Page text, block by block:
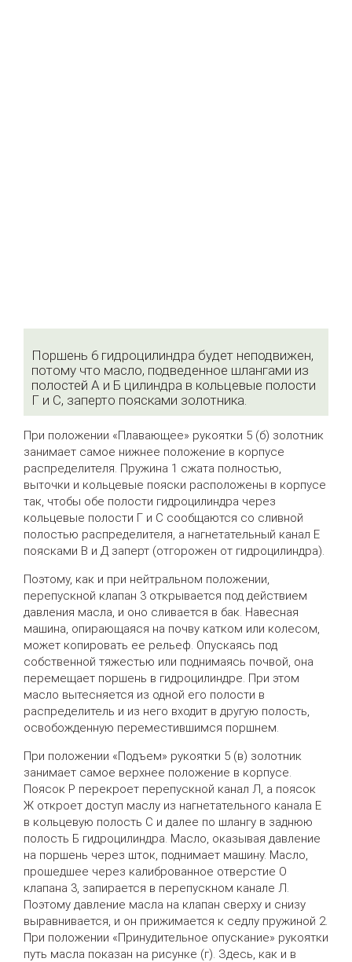
Поршень 6 гидроцилиндра будет неподвижен,
потому что масло, подведенное шлангами из
полостей А и Б цилиндра в кольцевые полости
Г и С, заперто поясками золотника.
При положении «Плавающее» рукоятки 5 (б) золотник
занимает самое нижнее положение в корпусе
распределителя. Пружина 1 сжата полностью,
выточки и кольцевые пояски расположены в корпусе
так, чтобы обе полости гидроцилиндра через
кольцевые полости Г и С сообщаются со сливной
полостью распределителя, а нагнетательный канал Е
поясками В и Д заперт (отгорожен от гидроцилиндра).
Поэтому, как и при нейтральном положении,
перепускной клапан 3 открывается под действием
давления масла, и оно сливается в бак. Навесная
машина, опирающаяся на почву катком или колесом,
может копировать ее рельеф. Опускаясь под
собственной тяжестью или поднимаясь почвой, она
перемещает поршень в гидроцилиндре. При этом
масло вытесняется из одной его полости в
распределитель и из него входит в другую полость,
освобожденную переместившимся поршнем.
При положении «Подъем» рукоятки 5 (в) золотник
занимает самое верхнее положение в корпусе.
Поясок Р перекроет перепускной канал Л, а поясок
Ж откроет доступ маслу из нагнетательного канала Е
в кольцевую полость С и далее по шлангу в заднюю
полость Б гидроцилиндра. Масло, оказывая давление
на поршень через шток, поднимает машину. Масло,
прошедшее через калиброванное отверстие О
клапана 3, запирается в перепускном канале Л.
Поэтому давление масла на клапан сверху и снизу
выравнивается, и он прижимается к седлу пружиной 2.
При положении «Принудительное опускание» рукоятки
путь масла показан на рисунке (г). Здесь, как и в